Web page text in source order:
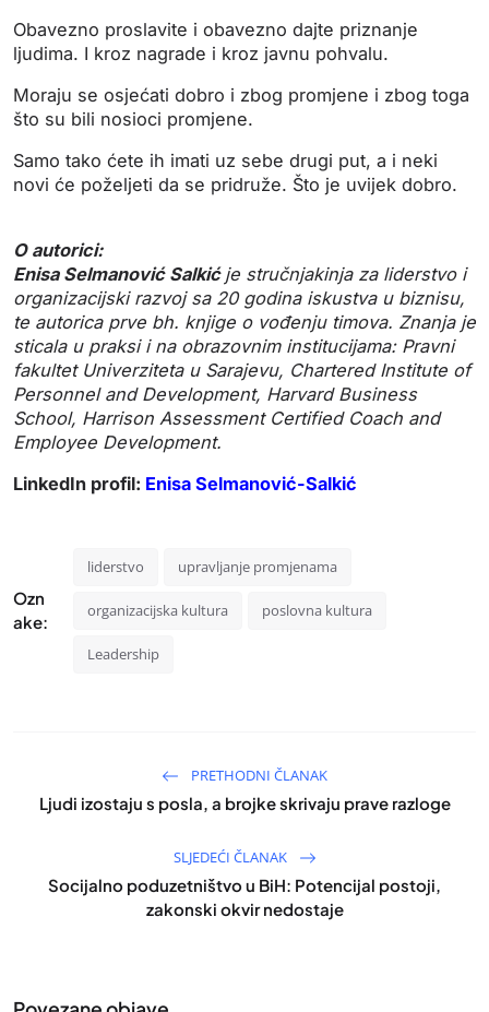
Obavezno proslavite i obavezno dajte priznanje
ljudima. I kroz nagrade i kroz javnu pohvalu.
Moraju se osjećati dobro i zbog promjene i zbog toga
što su bili nosioci promjene.
Samo tako ćete ih imati uz sebe drugi put, a i neki
novi će poželjeti da se pridruže. Što je uvijek dobro.
O autorici:
Enisa Selmanović Salkić je stručnjakinja za liderstvo i
organizacijski razvoj sa 20 godina iskustva u biznisu,
te autorica prve bh. knjige o vođenju timova. Znanja je
sticala u praksi i na obrazovnim institucijama: Pravni
fakultet Univerziteta u Sarajevu, Chartered Institute of
Personnel and Development, Harvard Business
School, Harrison Assessment Certified Coach and
Employee Development.
LinkedIn profil: Enisa Selmanović-Salkić
Ozn
ake:
liderstvo upravljanje promjenama
organizacijska kultura poslovna kultura
Leadership
PRETHODNI ČLANAK
Ljudi izostaju s posla, a brojke skrivaju prave razloge
SLJEDEĆI ČLANAK
Socijalno poduzetništvo u BiH: Potencijal postoji,
zakonski okvir nedostaje